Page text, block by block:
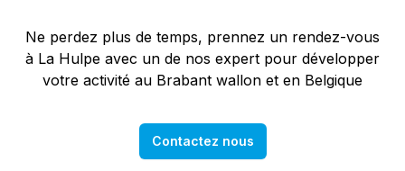
Ne perdez plus de temps, prennez un rendez-vous
à La Hulpe avec un de nos expert pour développer
votre activité au Brabant wallon et en Belgique
Contactez nous